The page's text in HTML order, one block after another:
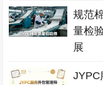
规范
量检
展